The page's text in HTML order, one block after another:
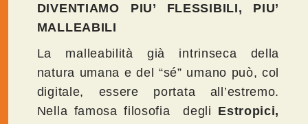
DIVENTIAMO PIU’ FLESSIBILI, PIU’
MALLEABILI
La malleabilità già intrinseca della
natura umana e del “sé” umano può, col
digitale, essere portata all’estremo.
Nella famosa filosofia degli Estropici,